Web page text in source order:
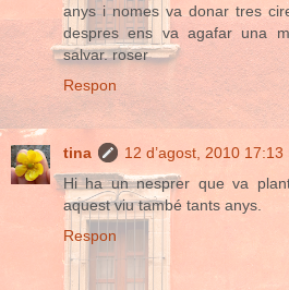
anys i nomes va donar tres
despres ens va agafar una
salvar. roser
Respon
tina
12 d’agost, 2010 17:13
Hi ha un nesprer que va
aquest viu també tants anys.
Respon